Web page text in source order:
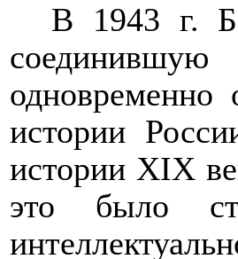
В 1943 г.
одновременно
истории
истории XIX
это было